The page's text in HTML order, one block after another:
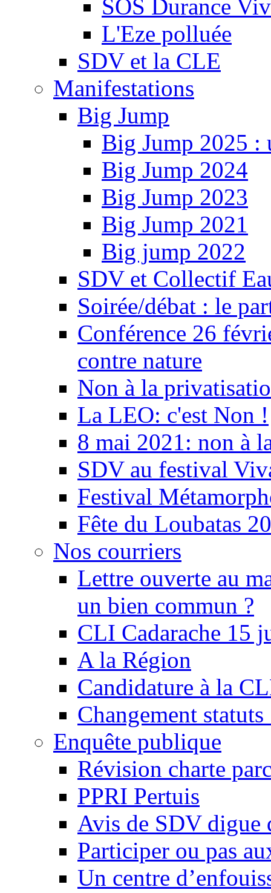
SOS Durance
L'Eze polluée
SDV et la CLE
Manifestations
Big Jump
Big Jump 2025 :
Big Jump 2024
Big Jump 2023
Big Jump 2021
Big jump 2022
SDV et Collectif
Soirée/débat : le
Conférence 26
contre nature
Non à la
La LEO: c'est Non !
8 mai 2021: non à
SDV au festival
Festival
Fête du Loubatas
Nos courriers
Lettre ouverte au
un bien commun ?
CLI Cadarache 15
A la Région
Candidature à la
Changement
Enquête publique
Révision charte
PPRI Pertuis
Avis de SDV digue
Participer ou pas
Un centre